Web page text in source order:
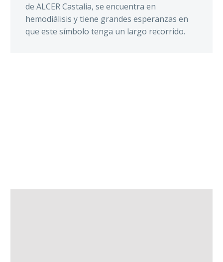
de ALCER Castalia, se encuentra en
hemodiálisis y tiene grandes esperanzas en
que este símbolo tenga un largo recorrido.